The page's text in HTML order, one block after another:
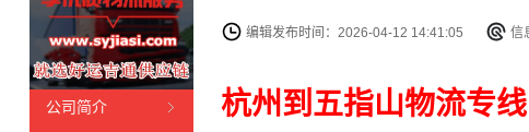
编辑发布时间：2026-04-12 14:41:05 信
杭州到五指山物流专线
公司简介